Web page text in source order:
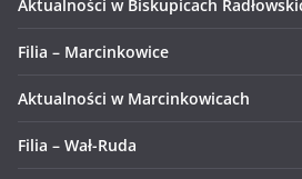
Aktualności w Biskupicach
Filia – Marcinkowice
Aktualności w Marcinkowicach
Filia – Wał-Ruda